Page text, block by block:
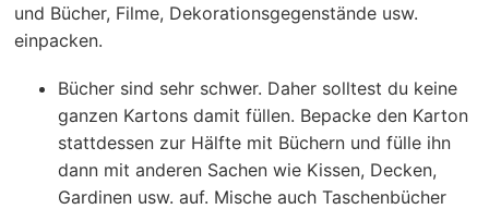
und Bücher, Filme, Dekorationsgegenstände usw.
einpacken.
Bücher sind sehr schwer. Daher solltest du keine
ganzen Kartons damit füllen. Bepacke den Karton
stattdessen zur Hälfte mit Büchern und fülle ihn
dann mit anderen Sachen wie Kissen, Decken,
Gardinen usw. auf. Mische auch Taschenbücher